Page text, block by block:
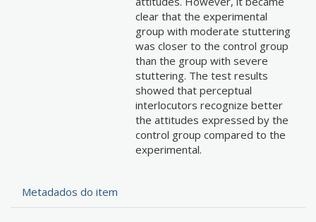
clear that the experimental
group with moderate stuttering
was closer to the control group
than the group with severe
stuttering. The test results
showed that perceptual
interlocutors recognize better
the attitudes expressed by the
control group compared to the
experimental.
Metadados do item